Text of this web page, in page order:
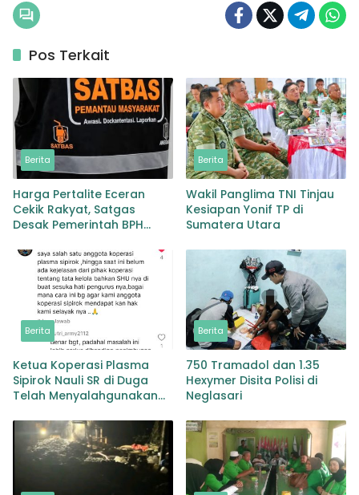
Pos Terkait
Berita
Harga Pertalite Eceran
Cekik Rakyat, Satgas
Desak Pemerintah BPH
Berita
Wakil Panglima TNI Tinjau
Kesiapan Yonif TP di
Sumatera Utara
Berita
Ketua Koperasi Plasma
Sipirok Nauli SR di Duga
Telah Menyalahgunakan
Berita
750 Tramadol dan 1.35
Hexymer Disita Polisi di
Neglasari